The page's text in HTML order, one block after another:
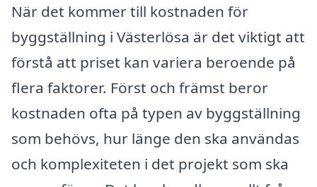
När det kommer till kostnaden för
byggställning i Västerlösa är det viktigt att
förstå att priset kan variera beroende på
flera faktorer. Först och främst beror
kostnaden ofta på typen av byggställning
som behövs, hur länge den ska användas
och komplexiteten i det projekt som ska